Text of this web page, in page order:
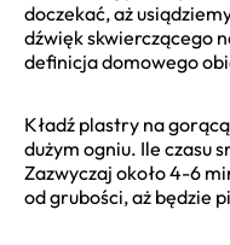
doczekać, aż
dźwięk skwierczącego
definicja domowego
Kładź plastry na
dużym ogniu. Ile czasu
Zazwyczaj około 4-6
od grubości, aż będzie